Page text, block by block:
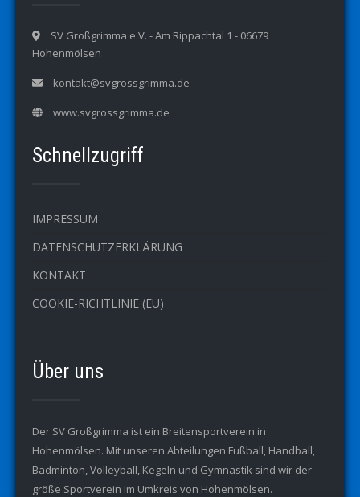
SV Großgrimma e.V. - Am Rippachtal 1 - 06679
Hohenmölsen
kontakt@svgrossgrimma.de
www.svgrossgrimma.de
Schnellzugriff
IMPRESSUM
DATENSCHUTZERKLÄRUNG
KONTAKT
COOKIE-RICHTLINIE (EU)
Über uns
Der SV Großgrimma ist ein Breitensportverein in
Hohenmölsen. Mit unseren Abteilungen Fußball, Handball,
Badminton, Volleyball, Kegeln und Gymnastik sind wir der
größe Sportverein im Umkreis von Hohenmölsen.